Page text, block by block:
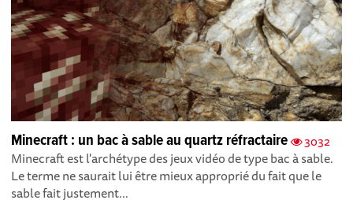
3032
Minecraft : un bac à sable au quartz réfractaire
Minecraft est l'archétype des jeux vidéo de type bac à sable.
Le terme ne saurait lui être mieux approprié du fait que le
sable fait justement...